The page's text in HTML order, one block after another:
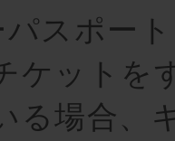
スポー
ケットを
る場合、